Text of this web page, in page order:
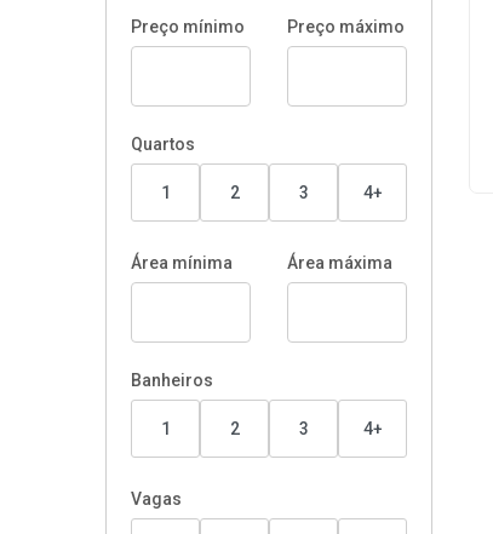
Preço mínimo Preço máximo
Quartos
1 2 3 4+
Área mínima Área máxima
Banheiros
1 2 3 4+
Vagas